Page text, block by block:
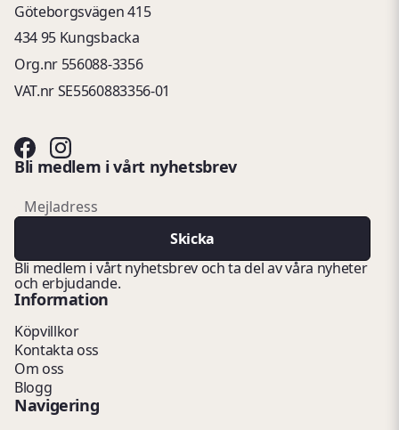
Göteborgsvägen 415
434 95 Kungsbacka
Org.nr 556088-3356
VAT.nr SE5560883356-01
Bli medlem i vårt nyhetsbrev
email
Mejladress
Skicka
Bli medlem i vårt nyhetsbrev och ta del av våra nyheter
och erbjudande.
Information
Köpvillkor
Kontakta oss
Om oss
Blogg
Navigering